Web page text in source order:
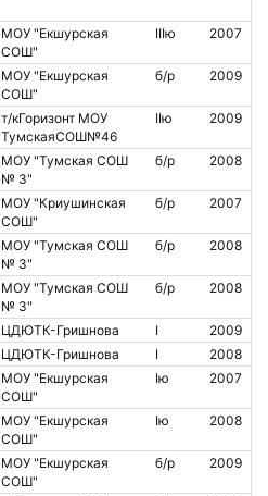
МОУ "Екшурская
СОШ"
IIIю 2007
МОУ "Екшурская
СОШ"
б/р 2009
т/кГоризонт МОУ
ТумскаяСОШ№46
IIю 2009
МОУ "Тумская СОШ
№ 3"
б/р 2008
МОУ "Криушинская
СОШ"
б/р 2007
МОУ "Тумская СОШ
№ 3"
б/р 2008
МОУ "Тумская СОШ
№ 3"
б/р 2008
ЦДЮТК-Гришнова I
2009
ЦДЮТК-Гришнова I
2008
МОУ "Екшурская
СОШ"
Iю 2007
МОУ "Екшурская
СОШ"
Iю 2008
МОУ "Екшурская
СОШ"
б/р 2009